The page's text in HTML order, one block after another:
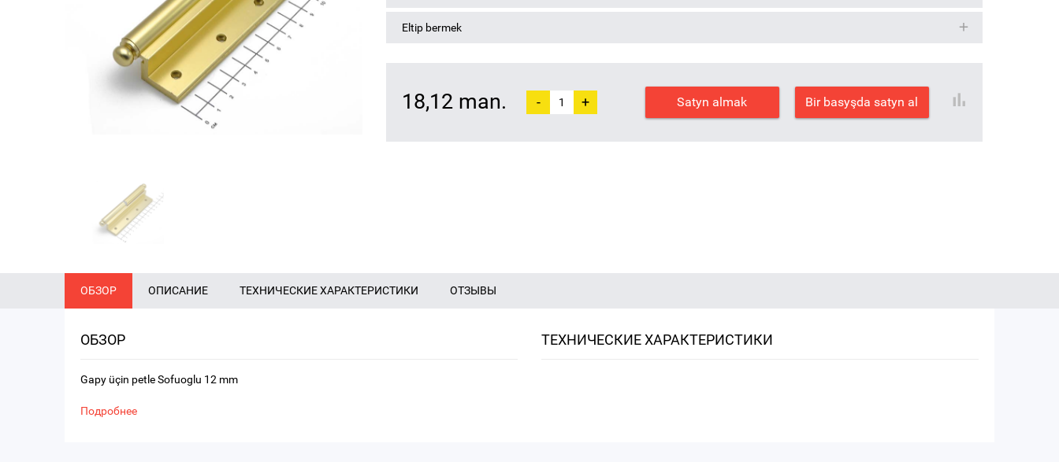
Eltip bermek
18,12 man. - + Satyn almak Bir basyşda satyn al
ОБЗОР ОПИСАНИЕ ТЕХНИЧЕСКИЕ ХАРАКТЕРИСТИКИ ОТЗЫВЫ
ОБЗОР
Gapy üçin petle Sofuoglu 12 mm
Подробнее
ТЕХНИЧЕСКИЕ ХАРАКТЕРИСТИКИ